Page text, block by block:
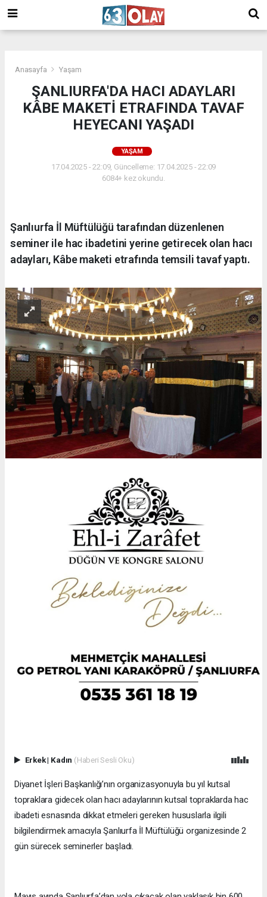
Anasayfa Yaşam
ŞANLIURFA'DA HACI ADAYLARI
KÂBE MAKETİ ETRAFINDA TAVAF
HEYECANI YAŞADI
YAŞAM
17.04.2025 - 22:09, Güncelleme: 17.04.2025 - 22:09
6084+ kez okundu.
Şanlıurfa İl Müftülüğü tarafından düzenlenen
seminer ile hac ibadetini yerine getirecek olan hacı
adayları, Kâbe maketi etrafında temsili tavaf yaptı.
Erkek| Kadın (Haberi Sesli Oku)
Diyanet İşleri Başkanlığı’nın organizasyonuyla bu yıl kutsal
topraklara gidecek olan hacı adaylarının kutsal topraklarda hac
ibadeti esnasında dikkat etmeleri gereken hususlarla ilgili
bilgilendirmek amacıyla Şanlıurfa İl Müftülüğü organizesinde 2
gün sürecek seminerler başladı.